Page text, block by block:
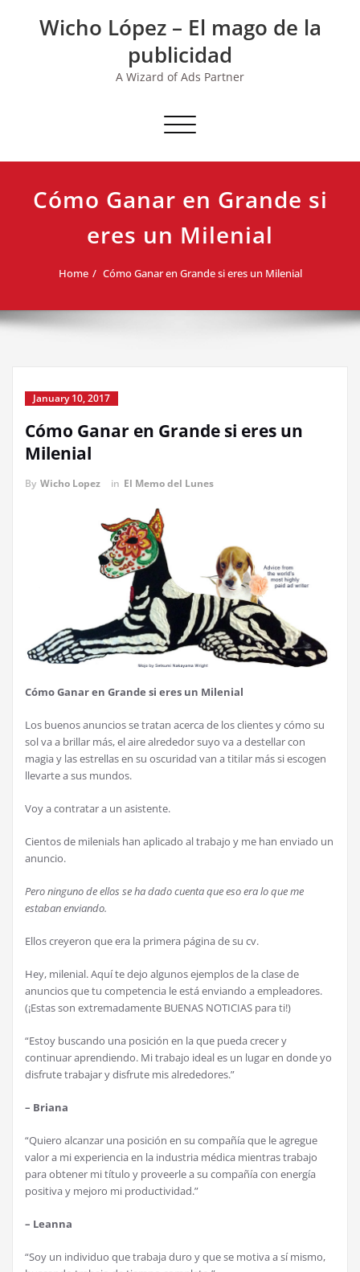
Wicho López – El mago de la
publicidad
A Wizard of Ads Partner
Toggle navigation
Cómo Ganar en Grande si
eres un Milenial
Home Cómo Ganar en Grande si eres un Milenial
January 10, 2017
Cómo Ganar en Grande si eres un
Milenial
By Wicho Lopez in El Memo del Lunes
Cómo Ganar en Grande si eres un Milenial
Los buenos anuncios se tratan acerca de los clientes y cómo su
sol va a brillar más, el aire alrededor suyo va a destellar con
magia y las estrellas en su oscuridad van a titilar más si escogen
llevarte a sus mundos.
Voy a contratar a un asistente.
Cientos de milenials han aplicado al trabajo y me han enviado un
anuncio.
Pero ninguno de ellos se ha dado cuenta que eso era lo que me
estaban enviando.
Ellos creyeron que era la primera página de su cv.
Hey, milenial. Aquí te dejo algunos ejemplos de la clase de
anuncios que tu competencia le está enviando a empleadores.
(¡Estas son extremadamente BUENAS NOTICIAS para ti!)
“Estoy buscando una posición en la que pueda crecer y
continuar aprendiendo. Mi trabajo ideal es un lugar en donde yo
disfrute trabajar y disfrute mis alrededores.”
– Briana
“Quiero alcanzar una posición en su compañía que le agregue
valor a mi experiencia en la industria médica mientras trabajo
para obtener mi título y proveerle a su compañía con energía
positiva y mejoro mi productividad.”
– Leanna
“Soy un individuo que trabaja duro y que se motiva a sí mismo,